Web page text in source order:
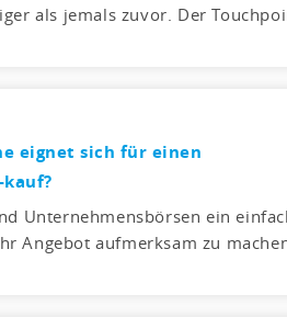
als jemals zuvor. Der
eignet sich für einen
Unternehmensbörsen ein
Angebot aufmerksam zu